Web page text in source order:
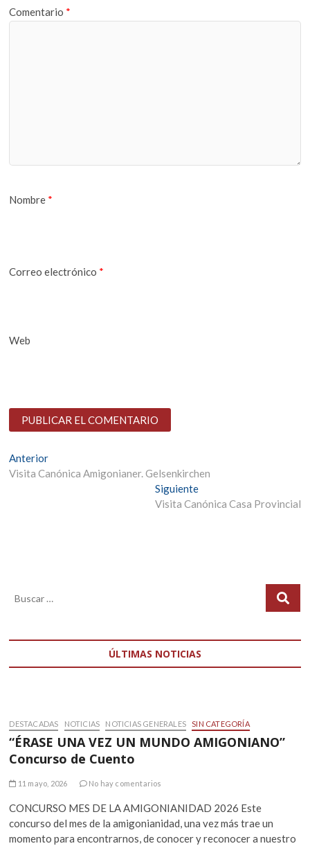
Comentario *
Nombre *
Correo electrónico *
Web
Navegación
de
AnteriorEntrada
anterior:
Visita Canónica Amigonianer. Gelsenkirchen
SiguienteEntrada
siguiente:
Visita Canónica Casa Provincial
ÚLTIMAS NOTICIAS
DESTACADAS NOTICIAS NOTICIAS GENERALES SIN CATEGORÍA
“ÉRASE UNA VEZ UN MUNDO AMIGONIANO”
Concurso de Cuento
11 mayo, 2026 No hay comentarios
CONCURSO MES DE LA AMIGONIANIDAD 2026 Este
concurso del mes de la amigonianidad, una vez más trae un
momento para encontrarnos, de conocer y reconocer a nuestro